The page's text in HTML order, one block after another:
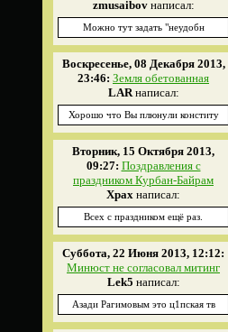
zmusaibovнаписал:
Можно тут задать "неудобн
Воскресенье, 08 Декабря 2013,
23:46: Земля обетованная
LARнаписал:
Хорошо что Вы плюнули конститу
Вторник, 15 Октября 2013,
09:27: Поздравления с
праздником Курбан-Байрам
Xpax написал:
Всех с праздником ещё раз.
Суббота, 22 Июня 2013, 12:12:
Минюст не согласовал митинг
Lek5 написал:
Азади Рагимовым это ц1пская тв